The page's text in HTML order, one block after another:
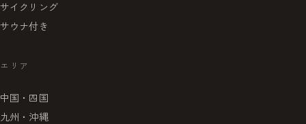
サイクリング
サウナ付き
エリア
中国・四国
九州・沖縄